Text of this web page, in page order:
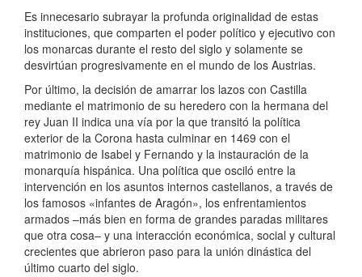
Es innecesario subrayar la profunda originalidad de estas
instituciones, que comparten el poder político y ejecutivo con
los monarcas durante el resto del siglo y solamente se
desvirtúan progresivamente en el mundo de los Austrias.
Por último, la decisión de amarrar los lazos con Castilla
mediante el matrimonio de su heredero con la hermana del
rey Juan II indica una vía por la que transitó la política
exterior de la Corona hasta culminar en 1469 con el
matrimonio de Isabel y Fernando y la instauración de la
monarquía hispánica. Una política que osciló entre la
intervención en los asuntos internos castellanos, a través de
los famosos «infantes de Aragón», los enfrentamientos
armados –más bien en forma de grandes paradas militares
que otra cosa– y una interacción económica, social y cultural
crecientes que abrieron paso para la unión dinástica del
último cuarto del siglo.